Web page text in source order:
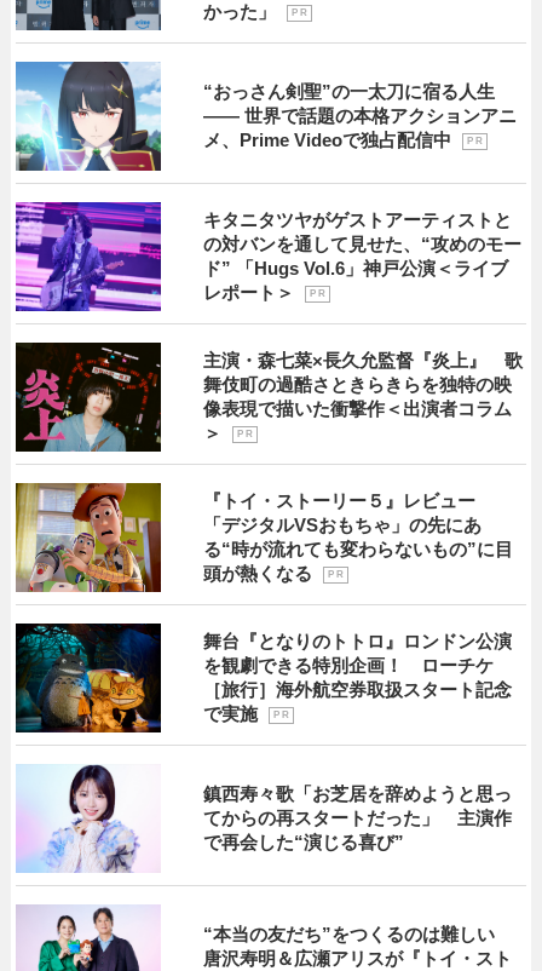
かった」
P R
“おっさん剣聖”の一太刀に宿る人生
―― 世界で話題の本格アクションアニ
メ、Prime Videoで独占配信中
P R
キタニタツヤがゲストアーティストと
の対バンを通して見せた、“攻めのモー
ド” 「Hugs Vol.6」神戸公演＜ライブ
レポート＞
P R
主演・森七菜×長久允監督『炎上』 歌
舞伎町の過酷さときらきらを独特の映
像表現で描いた衝撃作＜出演者コラム
＞
P R
『トイ・ストーリー５』レビュー
「デジタルVSおもちゃ」の先にあ
る“時が流れても変わらないもの”に目
頭が熱くなる
P R
舞台『となりのトトロ』ロンドン公演
を観劇できる特別企画！ ローチケ
［旅行］海外航空券取扱スタート記念
で実施
P R
鎮西寿々歌「お芝居を辞めようと思っ
てからの再スタートだった」 主演作
で再会した“演じる喜び”
“本当の友だち”をつくるのは難しい
唐沢寿明＆広瀬アリスが『トイ・スト